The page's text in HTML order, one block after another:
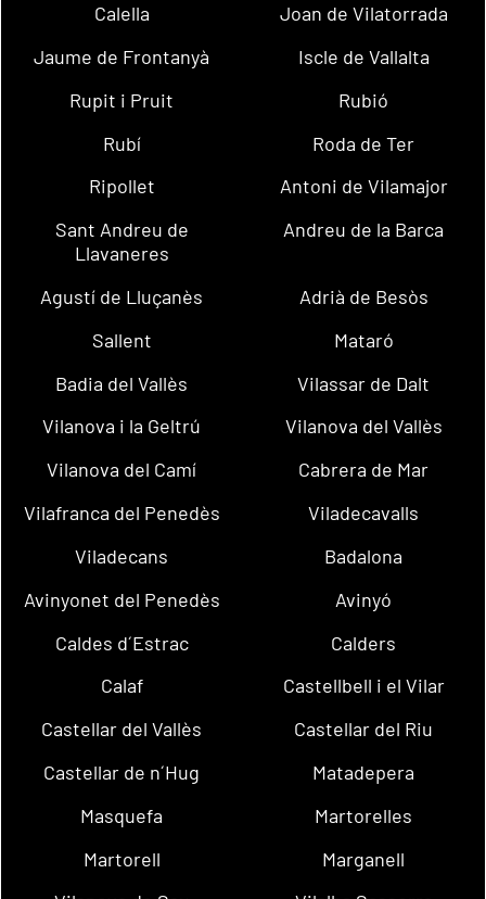
Calella
Joan de Vilatorrada
Jaume de Frontanyà
Iscle de Vallalta
Rupit i Pruit
Rubió
Rubí
Roda de Ter
Ripollet
Antoni de Vilamajor
Sant Andreu de
Llavaneres
Andreu de la Barca
Agustí de Lluçanès
Adrià de Besòs
Sallent
Mataró
Badia del Vallès
Vilassar de Dalt
Vilanova i la Geltrú
Vilanova del Vallès
Vilanova del Camí
Cabrera de Mar
Vilafranca del Penedès
Viladecavalls
Viladecans
Badalona
Avinyonet del Penedès
Avinyó
Caldes d´Estrac
Calders
Calaf
Castellbell i el Vilar
Castellar del Vallès
Castellar del Riu
Castellar de n´Hug
Matadepera
Masquefa
Martorelles
Martorell
Marganell